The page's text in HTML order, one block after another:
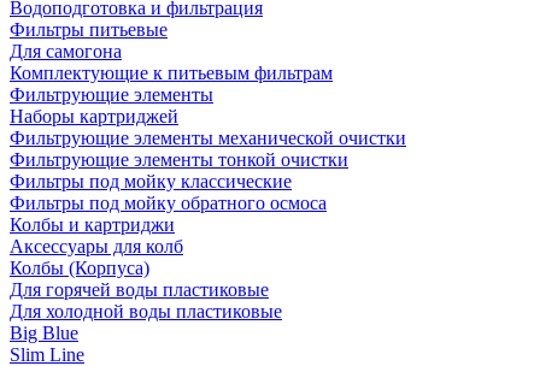
Водоподготовка и фильтрация
Фильтры питьевые
Для самогона
Комплектующие к питьевым фильтрам
Фильтрующие элементы
Наборы картриджей
Фильтрующие элементы механической очистки
Фильтрующие элементы тонкой очистки
Фильтры под мойку классические
Фильтры под мойку обратного осмоса
Колбы и картриджи
Аксессуары для колб
Колбы (Корпуса)
Для горячей воды пластиковые
Для холодной воды пластиковые
Big Blue
Slim Line